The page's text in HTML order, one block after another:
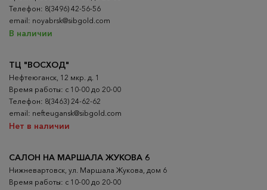
Телефон: 8(3496) 42-56-56
email: noyabrsk@sibgold.com
В наличии
ТЦ "ВОСХОД"
Нефтеюганск, 12 мкр. д. 1
Время работы: с 10-00 до 20-00
Телефон: 8(3463) 24-62-62
email: nefteugansk@sibgold.com
Нет в наличии
САЛОН НА МАРШАЛА ЖУКОВА 6
Нижневартовск, ул. Маршала Жукова, дом 6
Время работы: с 10-00 до 20-00